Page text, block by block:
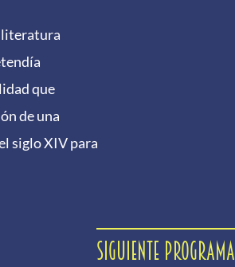
literatura
que
de una
siglo XIV para
Siguiente programa